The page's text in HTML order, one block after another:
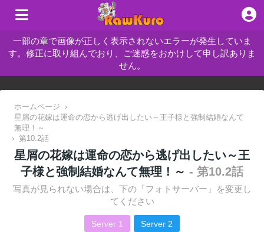
一部の章で画像が正しく表示されないエラーが発生していま
す。修正に取り組んでおり、ご迷惑をおかけして申し訳ありま
せん。
ホームページ
›
星屑の花嫁は運命の恋から逃げ出したい～王子様と強制結婚なんて
無理！～
› 第10.2話
星屑の花嫁は運命の恋から逃げ出したい～王
子様と強制結婚なんて無理！～ - 第10.2話
写真が見られない場合は、下の「フォトサーバー」を変更し
てください
Server 1 Server 2